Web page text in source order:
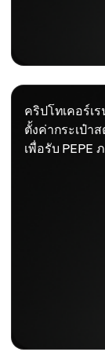
คริปโทเคอร์เ
ตั้งค่ากระเป๋า
เพื่อรับ PEPE